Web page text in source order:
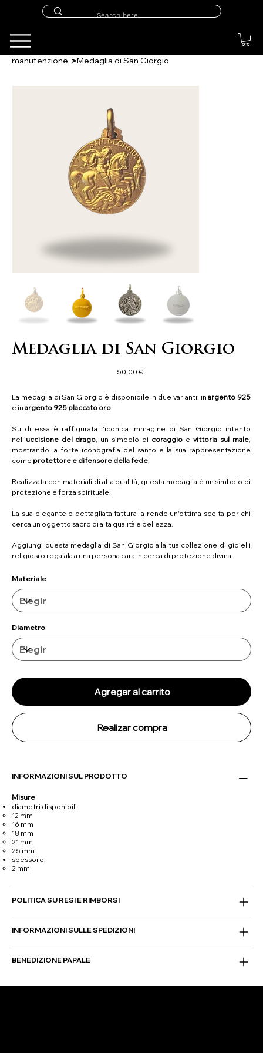
manutenzione >Medaglia di San Giorgio
Medaglia di San Giorgio
Precio
50,00 €
La medaglia di San Giorgio è disponibile in due varianti: inargento 925
e inargento 925 placcato oro.
Su di essa è raffigurata l'iconica immagine di San Giorgio intento
nell'uccisione del drago, un simbolo di coraggio evittoria sul male,
mostrando la forte iconografia del santo e la sua rappresentazione
come protettore e difensore della fede.
Realizzata con materiali di alta qualità, questa medaglia è un simbolo di
protezione e forza spirituale.
La sua elegante e dettagliata fattura la rende un'ottima scelta per chi
cerca un oggetto sacro di alta qualità e bellezza.
Aggiungi questa medaglia di San Giorgio alla tua collezione di gioielli
religiosi o regalala a una persona cara in cerca di protezione divina.
Materiale
Diametro
Agregar al carrito
Realizar compra
INFORMAZIONI SUL PRODOTTO
Misure
diametri disponibili:
12 mm
16 mm
18 mm
21 mm
25 mm
spessore:
2 mm
POLITICA SU RESI E RIMBORSI
INFORMAZIONI SULLE SPEDIZIONI
BENEDIZIONE PAPALE